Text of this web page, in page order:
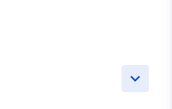
keyboard_arrow_down